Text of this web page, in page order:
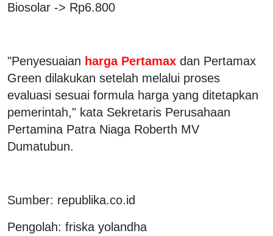
Biosolar -> Rp6.800
"Penyesuaian harga Pertamax dan Pertamax
Green dilakukan setelah melalui proses
evaluasi sesuai formula harga yang ditetapkan
pemerintah," kata Sekretaris Perusahaan
Pertamina Patra Niaga Roberth MV
Dumatubun.
Sumber: republika.co.id
Pengolah: friska yolandha